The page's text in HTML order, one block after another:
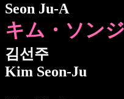
Seon Ju-A
キム・ソン
김선주
Kim Seon-Ju